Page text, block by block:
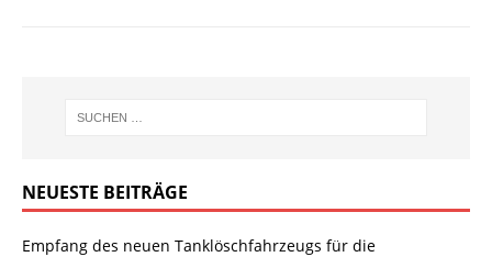
NEUESTE BEITRÄGE
Empfang des neuen Tanklöschfahrzeugs für die